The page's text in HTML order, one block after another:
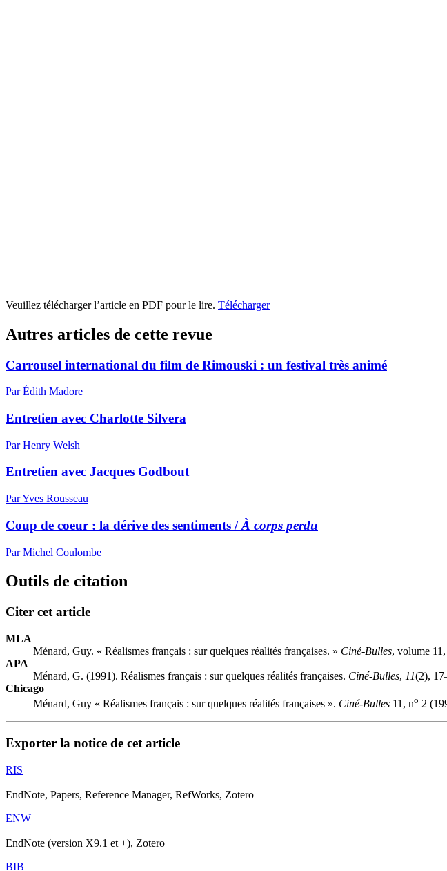
Veuillez télécharger l’article en PDF pour le lire. Télécharger
Autres articles de cette revue
Carrousel international du film de Rimouski : un festival très animé
Par Édith Madore
Entretien avec Charlotte Silvera
Par Henry Welsh
Entretien avec Jacques Godbout
Par Yves Rousseau
Coup de coeur : la dérive des sentiments /À corps perdu
Par Michel Coulombe
Outils de citation
Citer cet article
MLA
Ménard, Guy. « Réalismes français : sur quelques réalités françaises. » Ciné-Bulles, volume
APA
Ménard, G. (1991). Réalismes français : sur quelques réalités françaises. Ciné-Bulles, 11(2),
Chicago
Ménard, Guy « Réalismes français : sur quelques réalités françaises ». Ciné-Bulles 11, no 2
Exporter la notice de cet article
RIS
EndNote, Papers, Reference Manager, RefWorks, Zotero
ENW
EndNote (version X9.1 et +), Zotero
BIB